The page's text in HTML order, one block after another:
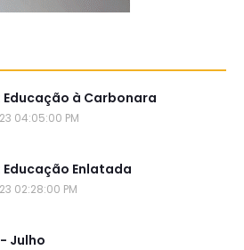
Educação à Carbonara
04:05:00 PM
Educação Enlatada
02:28:00 PM
Julho